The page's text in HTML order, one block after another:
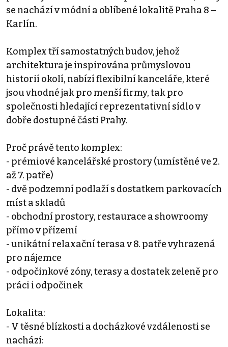
se nachází v módní a oblíbené lokalitě Praha 8 –
Karlín.
Komplex tří samostatných budov, jehož
architektura je inspirována průmyslovou
historií okolí, nabízí flexibilní kanceláře, které
jsou vhodné jak pro menší firmy, tak pro
společnosti hledající reprezentativní sídlo v
dobře dostupné části Prahy.
Proč právě tento komplex:
- prémiové kancelářské prostory (umístěné ve 2.
až 7. patře)
- dvě podzemní podlaží s dostatkem parkovacích
míst a skladů
- obchodní prostory, restaurace a showroomy
přímo v přízemí
- unikátní relaxační terasa v 8. patře vyhrazená
pro nájemce
- odpočinkové zóny, terasy a dostatek zeleně pro
práci i odpočinek
Lokalita:
- V těsné blízkosti a docházkové vzdálenosti se
nachází: